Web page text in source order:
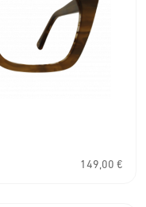
149,00 €